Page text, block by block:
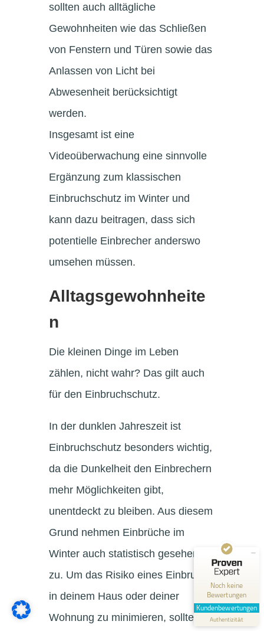
sollten auch alltägliche
Gewohnheiten wie das Schließen
von Fenstern und Türen sowie das
Anlassen von Licht bei
Abwesenheit berücksichtigt
werden.
Insgesamt ist eine
Videoüberwachung eine sinnvolle
Ergänzung zum klassischen
Einbruchschutz im Winter und
kann dazu beitragen, dass sich
potentielle Einbrecher anderswo
umsehen müssen.
Alltagsgewohnheite
n
Die kleinen Dinge im Leben
zählen, nicht wahr? Das gilt auch
für den Einbruchschutz.
In der dunklen Jahreszeit ist
Einbruchschutz besonders wichtig,
da die Dunkelheit den Einbrechern
mehr Möglichkeiten gibt,
unentdeckt zu bleiben. Aus diesem
Grund nehmen Einbrüche im
Winter auch statistisch gesehen
zu. Um das Risiko eines Einbruchs
in deinem Haus oder deiner
Wohnung zu minimieren, solltest
Noch keine
Bewertungen
Kundenbewertungen
Authentizität
Freihoff Sicherheitsservice GmbH
MANGELHAFT
Erfahren Sie mehr über dieses Bewertungssiegel
1.1.1970
Profil ansehen